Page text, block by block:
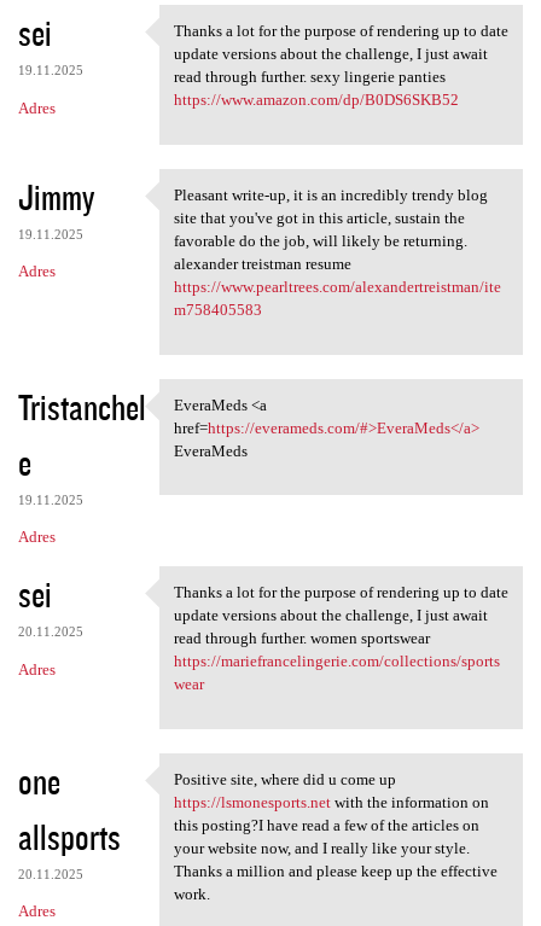
sei
19.11.2025
Adres
Thanks a lot for the purpose
Thanks a lot for the purpose of rendering up to date
update versions about the challenge, I just await
read through further. sexy lingerie panties
https://www.amazon.com/dp/B0DS6SKB52
Jimmy
19.11.2025
Adres
Pleasant write-up, it is an
Pleasant write-up, it is an incredibly trendy blog
site that you've got in this article, sustain the
favorable do the job, will likely be returning.
alexander treistman resume
https://www.pearltrees.com/alexandertreistman/ite
m758405583
Tristanchel
e
19.11.2025
Adres
EveraMeds <a href=https:/
EveraMeds <a
href=https://everameds.com/#>EveraMeds</a>
EveraMeds
sei
20.11.2025
Adres
Thanks a lot for the purpose
Thanks a lot for the purpose of rendering up to date
update versions about the challenge, I just await
read through further. women sportswear
https://mariefrancelingerie.com/collections/sports
wear
one
allsports
20.11.2025
Adres
Positive site, where did u
Positive site, where did u come up
https://lsmonesports.netwith the information on
this posting?I have read a few of the articles on
your website now, and I really like your style.
Thanks a million and please keep up the effective
work.